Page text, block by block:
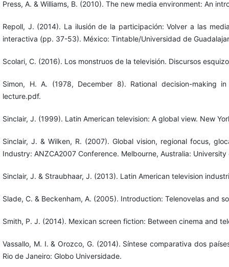
Press, A. & Williams, B. (2010). The new media environment: An
Repoll, J. (2014). La ilusión de la participación: Volver a las
interactiva (pp. 37-53). México: Tintable/Universidad de
Scolari, C. (2016). Los monstruos de la televisión. Discursos
Simon, H. A. (1978, December 8). Rational decision-making in
lecture.pdf.
Sinclair, J. (1999). Latin American television: A global view. New
Sinclair, J. & Wilken, R. (2007). Global vision, regional focus,
Industry: ANZCA2007 Conference. Melbourne, Australia:
Sinclair, J. & Straubhaar, J. (2013). Latin American television
Slade, C. & Beckenham, A. (2005). Introduction: Telenovelas and
Smith, P. J. (2014). Mexican screen fiction: Between cinema and
Vassallo, M. I. & Orozco, G. (2014). Síntese comparativa dos
Rio de Janeiro: Globo Universidade.